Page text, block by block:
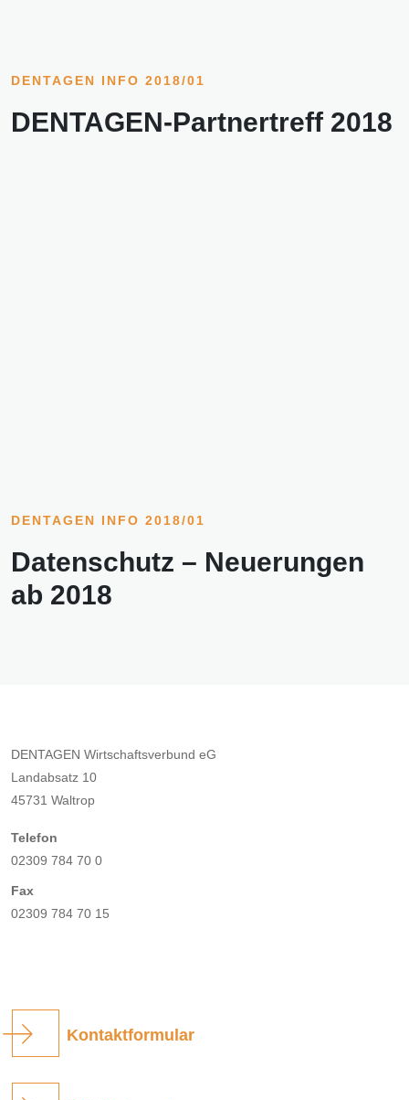
DENTAGEN INFO 2018/01
DENTAGEN-Partnertreff 2018
DENTAGEN INFO 2018/01
Datenschutz – Neuerungen
ab 2018
DENTAGEN Wirtschaftsverbund eG
Landabsatz 10
45731 Waltrop
Telefon
02309 784 70 0
Fax
02309 784 70 15
Kontaktformular